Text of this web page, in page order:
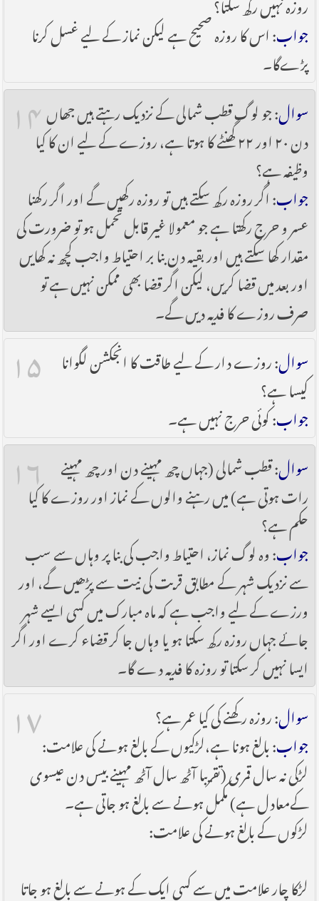
جواب: اس کا روزہ صحیح ہے لیکن نماز کے لیے غسل کرنا
پڑےگا۔
۱۴ سوال: جو لوگ قطب شمالی کے نزدیک رہتے ہیں جھاں
دن ۲۰ اور ۲۲ گھنٹے کا ہوتا ہے، روزے کے لیے ان کا کیا
وظیفہ ہے؟
جواب: اگر روزہ رکھ سکتے ہیں تو روزہ رکھیں گے اور اگر رکھنا
عسر و حرج رکھتا ہے جو معمولا غیر قابل تحمل ہو تو ضرورت کی
مقدار کھا سکتے ہیں اور بقیہ دن بنا بر احتیاط واجب کچھ نہ کھایں
اور بعد میں قضا کریں، لیکن اگر قضا بھی ممکن نہیں ہے تو
صرف روزے کا فدیہ دیں گے۔
۱۵ سوال: روزے دار کے لیے طاقت کا انجکشن لگوانا
کیسا ہے؟
جواب: کوئی حرج نہیں ہے۔
۱۶ سوال: قطب شمالی (جہاں چھ مہینے دن اور چھ مہینے
رات ہوتی ہے) میں رہنے والوں کے نماز اور روزے کا کیا
حکم ہے؟
جواب: وہ لوگ نماز، احتیاط واجب کی بنا پر وہاں سے سب
سے نزدیک شہر کے مطابق قربت کی نیت سے پڑھیں گے، اور
ورزے کے لیے واجب ہے کہ ماہ مبارک میں کسی ایسے شہر
جائے جہاں روزہ رکھ سکتا ہو یا وہاں جا کر قضاء کرے اور اگر
ایسا نہیں کر سکتا تو روزہ کا فدیہ دے گا۔
۱۷ سوال: روزہ رکھنے کی کیا عمر ہے؟
جواب: بالغ ہونا ہے،لڑکیوں کے بالغ ہونے کی علامت:
لڑکی نہ سال قمری (تقریبا آٹھ سال آٹھ مہینے بیس دن عیسوی
کےمعادل ہے) مکمل ہونے سے بالغ ہو جاتی ہے۔
لڑکوں کے بالغ ہونے کی علامت:
لڑکا چار علامت میں سے کسی ایک کے ہونے سے بالغ ہو جاتا